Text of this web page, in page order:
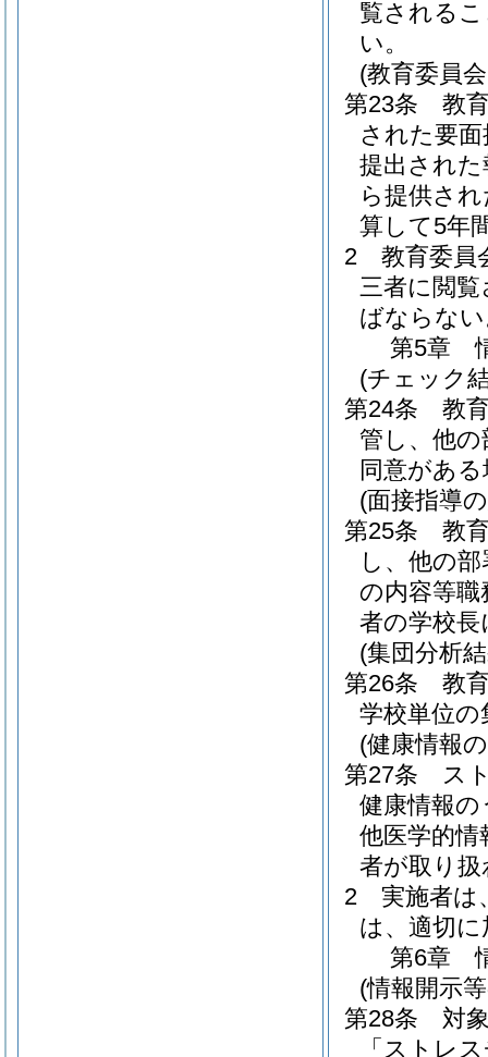
覧される
い。
(教育委員
第23条
教
された要
提出され
ら提供さ
算して5年
2
教育委員
三者に閲
ばならな
第5章
(チェック
第24条
教
管し、他
同意があ
(面接指導
第25条
教
し、他の
の内容等
者の学校
(集団分析
第26条
教
学校単位の
(健康情報
第27条
ス
健康情報
他医学的情
者が取り
2
実施者は
は、適切
第6章
(情報開示
第28条
対
「ストレ